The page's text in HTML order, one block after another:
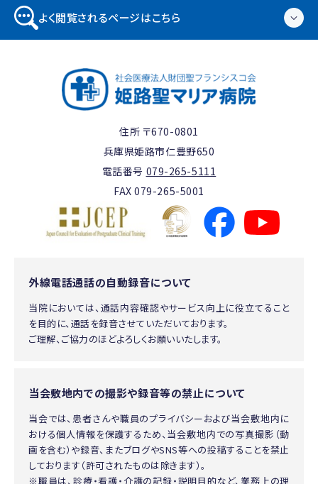
よく閲覧されるページはこちら
住所 〒670-0801
兵庫県姫路市仁豊野650
電話番号 079-265-5111
FAX 079-265-5001
外線電話通話の自動録音について
当院においては、通話内容確認やサービス向上に役立てること
を目的に、通話を録音させていただいております。
ご理解、ご協力のほどよろしくお願いいたします。
当会敷地内での撮影や録音等の禁止について
当会では、患者さんや職員のプライバシーおよび当会敷地内に
おける個人情報を保護するため、当会敷地内での写真撮影（動
画を含む）や録音、またブログやSNS等への投稿することを禁止
しております（許可されたものは除きます）。
※職員は、診療・看護・介護の記録・説明目的など、業務上の理